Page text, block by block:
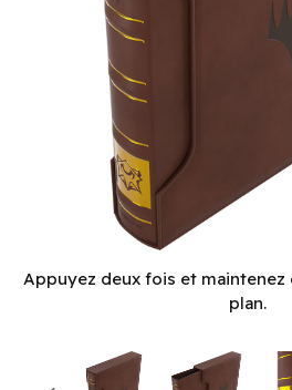
Appuyez deux fois et
plan.